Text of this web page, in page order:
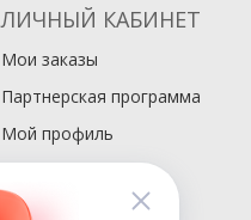
ЛИЧНЫЙ КАБИНЕТ
Мои заказы
Партнерская программа
Мой профиль